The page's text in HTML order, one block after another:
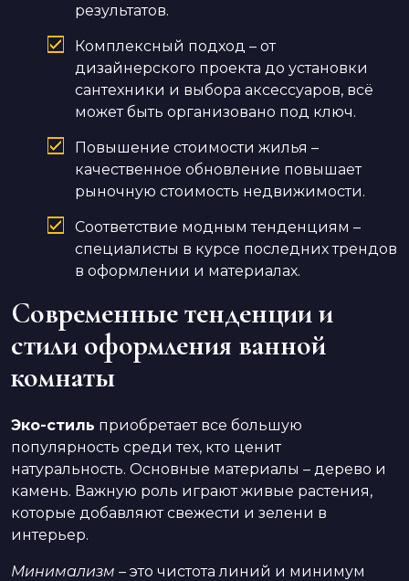
результатов.
Комплексный подход – от
дизайнерского проекта до установки
сантехники и выбора аксессуаров, всё
может быть организовано под ключ.
Повышение стоимости жилья –
качественное обновление повышает
рыночную стоимость недвижимости.
Соответствие модным тенденциям –
специалисты в курсе последних трендов
в оформлении и материалах.
Современные тенденции и
стили оформления ванной
комнаты
Эко-стиль приобретает все большую
популярность среди тех, кто ценит
натуральность. Основные материалы – дерево и
камень. Важную роль играют живые растения,
которые добавляют свежести и зелени в
интерьер.
Минимализм – это чистота линий и минимум